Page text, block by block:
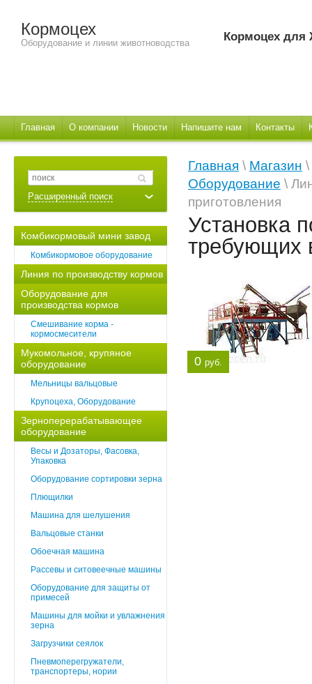
Кормоцех
Оборудование и линии животноводства Кормоцех для
Главная О компании Новости Напишите нам Контакты
Расширенный поиск
Комбикормовый мини завод
Комбикормовое оборудование
Линия по производству кормов
Оборудование для
производства кормов
Смешивание корма -
кормосмесители
Мукомольное, крупяное
оборудование
Мельницы вальцовые
Крупоцеха, Оборудование
Зерноперерабатывающее
оборудование
Весы и Дозаторы, Фасовка,
Упаковка
Оборудование сортировки зерна
Плющилки
Машина для шелушения
Вальцовые станки
Обоечная машина
Рассевы и ситовеечные машины
Оборудование для защиты от
примесей
Машины для мойки и увлажнения
зерна
Загрузчики сеялок
Пневмоперегружатели,
транспортеры, нории
Главная \ Магазин \
Оборудование \
приготовления
Установка
требующих
0 руб.